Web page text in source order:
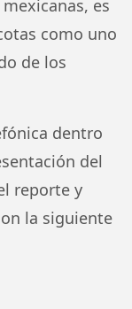
es
como uno
de los
dentro
del
reporte y
la siguiente